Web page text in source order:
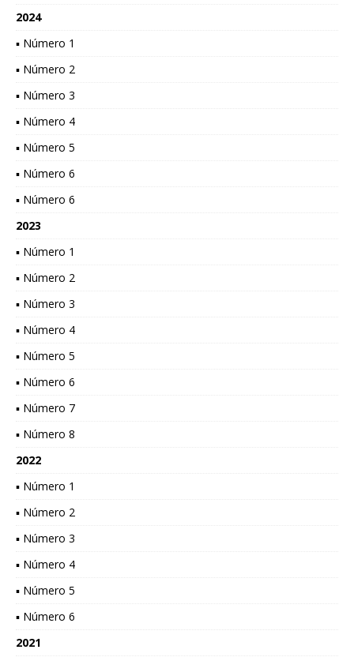
2024
▪ Número 1
▪ Número 2
▪ Número 3
▪ Número 4
▪ Número 5
▪ Número 6
▪ Número 6
2023
▪ Número 1
▪ Número 2
▪ Número 3
▪ Número 4
▪ Número 5
▪ Número 6
▪ Número 7
▪ Número 8
2022
▪ Número 1
▪ Número 2
▪ Número 3
▪ Número 4
▪ Número 5
▪ Número 6
2021